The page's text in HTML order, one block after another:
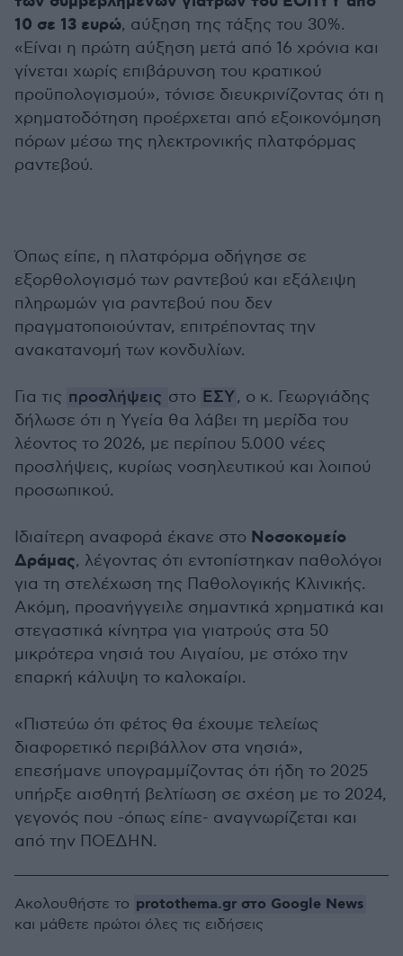
10 σε 13 ευρώ, αύξηση της τάξης του 30%.
«Είναι η πρώτη αύξηση μετά από 16 χρόνια και
γίνεται χωρίς επιβάρυνση του κρατικού
προϋπολογισμού», τόνισε διευκρινίζοντας ότι η
χρηματοδότηση προέρχεται από εξοικονόμηση
πόρων μέσω της ηλεκτρονικής πλατφόρμας
ραντεβού.
Όπως είπε, η πλατφόρμα οδήγησε σε
εξορθολογισμό των ραντεβού και εξάλειψη
πληρωμών για ραντεβού που δεν
πραγματοποιούνταν, επιτρέποντας την
ανακατανομή των κονδυλίων.
Για τις προσλήψεις στο ΕΣΥ, ο κ. Γεωργιάδης
δήλωσε ότι η Υγεία θα λάβει τη μερίδα του
λέοντος το 2026, με περίπου 5.000 νέες
προσλήψεις, κυρίως νοσηλευτικού και λοιπού
προσωπικού.
Ιδιαίτερη αναφορά έκανε στο Νοσοκομείο
Δράμας, λέγοντας ότι εντοπίστηκαν παθολόγοι
για τη στελέχωση της Παθολογικής Κλινικής.
Ακόμη, προανήγγειλε σημαντικά χρηματικά και
στεγαστικά κίνητρα για γιατρούς στα 50
μικρότερα νησιά του Αιγαίου, με στόχο την
επαρκή κάλυψη το καλοκαίρι.
«Πιστεύω ότι φέτος θα έχουμε τελείως
διαφορετικό περιβάλλον στα νησιά»,
επεσήμανε υπογραμμίζοντας ότι ήδη το 2025
υπήρξε αισθητή βελτίωση σε σχέση με το 2024,
γεγονός που -όπως είπε- αναγνωρίζεται και
από την ΠΟΕΔΗΝ.
Ακολουθήστε το protothema.gr στο Google News
και μάθετε πρώτοι όλες τις ειδήσεις